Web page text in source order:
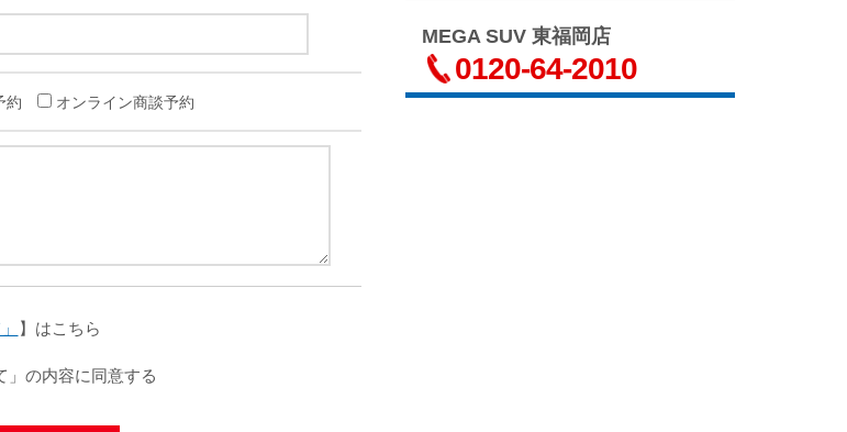
MEGA SUV 東福岡店
0120-64-2010
約 オンライン商談予約
】はこちら
」の内容に同意する